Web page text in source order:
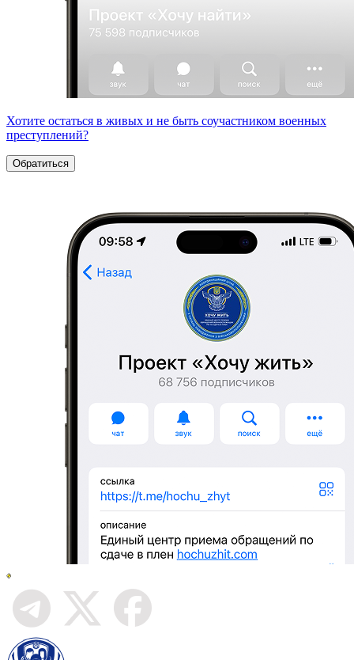
Хотите остаться в живых и не быть соучастником военных
преступлений?
Обратиться